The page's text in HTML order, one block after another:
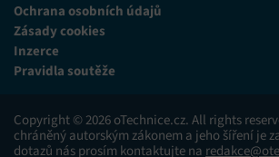
Ochrana osobních údajů
Zásady cookies
Inzerce
Pravidla soutěže
Copyright © 2026 oTechnice.cz. All rights
chráněný autorským zákonem a jeho šíření je
dotazů nás prosím kontaktujte na